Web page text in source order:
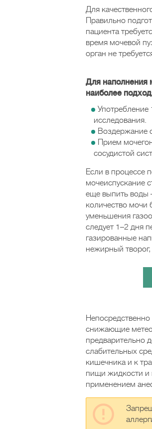
Для
Правильно
пациента
время мочевой
орган не
Для наполнения
наиболее
Употребление
исследования.
Воздержание
Прием
сосудистой
Если в процессе
мочеиспускание
еще выпить воды
количество мочи
уменьшения
следует 1–2 дня
газированные
нежирный
снижающие
предварительно
слабительных
кишечника и к
пищи жидкости и
применением